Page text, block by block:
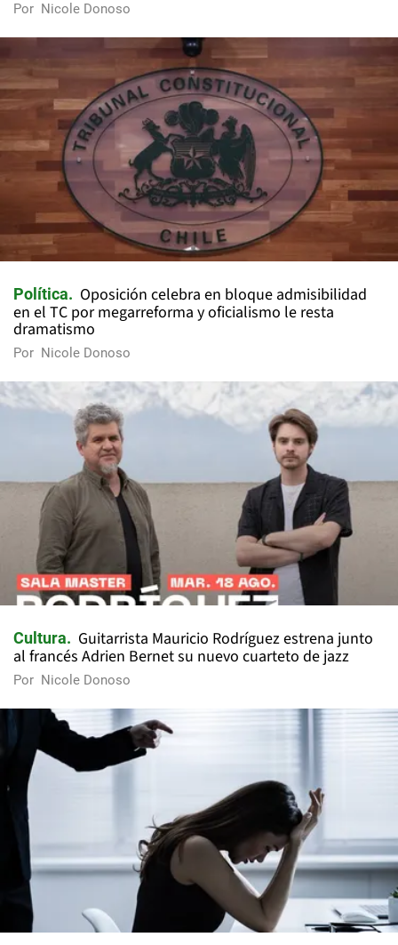
Por Nicole Donoso
Política
Oposición celebra en bloque admisibilidad
en el TC por megarreforma y oficialismo le resta
dramatismo
Por Nicole Donoso
Cultura
Guitarrista Mauricio Rodríguez estrena junto
al francés Adrien Bernet su nuevo cuarteto de jazz
Por Nicole Donoso